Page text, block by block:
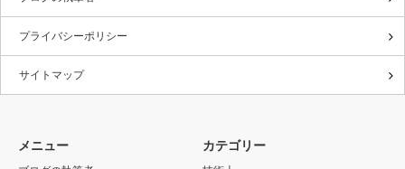
プライバシーポリシー
サイトマップ
メニュー カテゴリー